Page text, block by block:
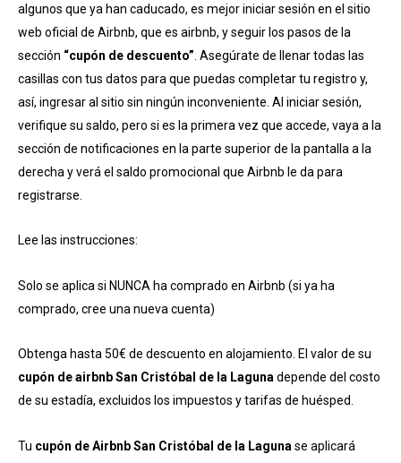
algunos que ya han caducado, es mejor iniciar sesión en el sitio
web oficial de Airbnb, que es airbnb, y seguir los pasos de la
sección “cupón de descuento” . Asegúrate de llenar todas las
casillas con tus datos para que puedas completar tu registro y,
así, ingresar al sitio sin ningún inconveniente. Al iniciar sesión,
verifique su saldo, pero si es la primera vez que accede, vaya a la
sección de notificaciones en la parte superior de la pantalla a la
derecha y verá el saldo promocional que Airbnb le da para
registrarse.
Lee las instrucciones:
Solo se aplica si NUNCA ha comprado en Airbnb (si ya ha
comprado, cree una nueva cuenta)
Obtenga hasta 50€ de descuento en alojamiento. El valor de su
cupón de airbnb San Cristóbal de la Laguna depende del costo
de su estadía, excluidos los impuestos y tarifas de huésped.
Tu cupón de Airbnb San Cristóbal de la Laguna se aplicará